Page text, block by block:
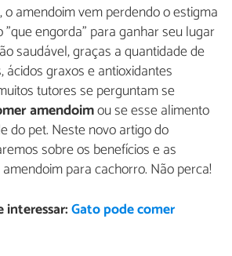
o amendoim vem perdendo o estigma
engorda" para ganhar seu lugar
saudável, graças a quantidade de
ácidos graxos e antioxidantes
tutores se perguntam se
amendoimou se esse alimento
do pet. Neste novo artigo do
sobre os benefícios e as
para cachorro. Não perca!
interessar:Gato pode comer